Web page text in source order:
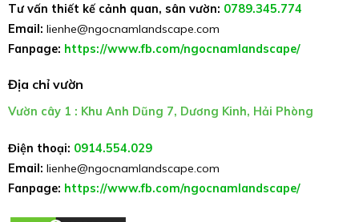
Tư vấn thiết kế cảnh quan, sân vườn: 0789.345.774
Email: lienhe@ngocnamlandscape.com
Fanpage: https://www.fb.com/ngocnamlandscape/
Địa chỉ vườn
Vườn cây 1 : Khu Anh Dũng 7, Dương Kinh, Hải Phòng
Điện thoại: 0914.554.029
Email: lienhe@ngocnamlandscape.com
Fanpage: https://www.fb.com/ngocnamlandscape/